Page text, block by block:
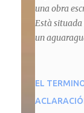
una obra
Està
un
animal que
primera
EL